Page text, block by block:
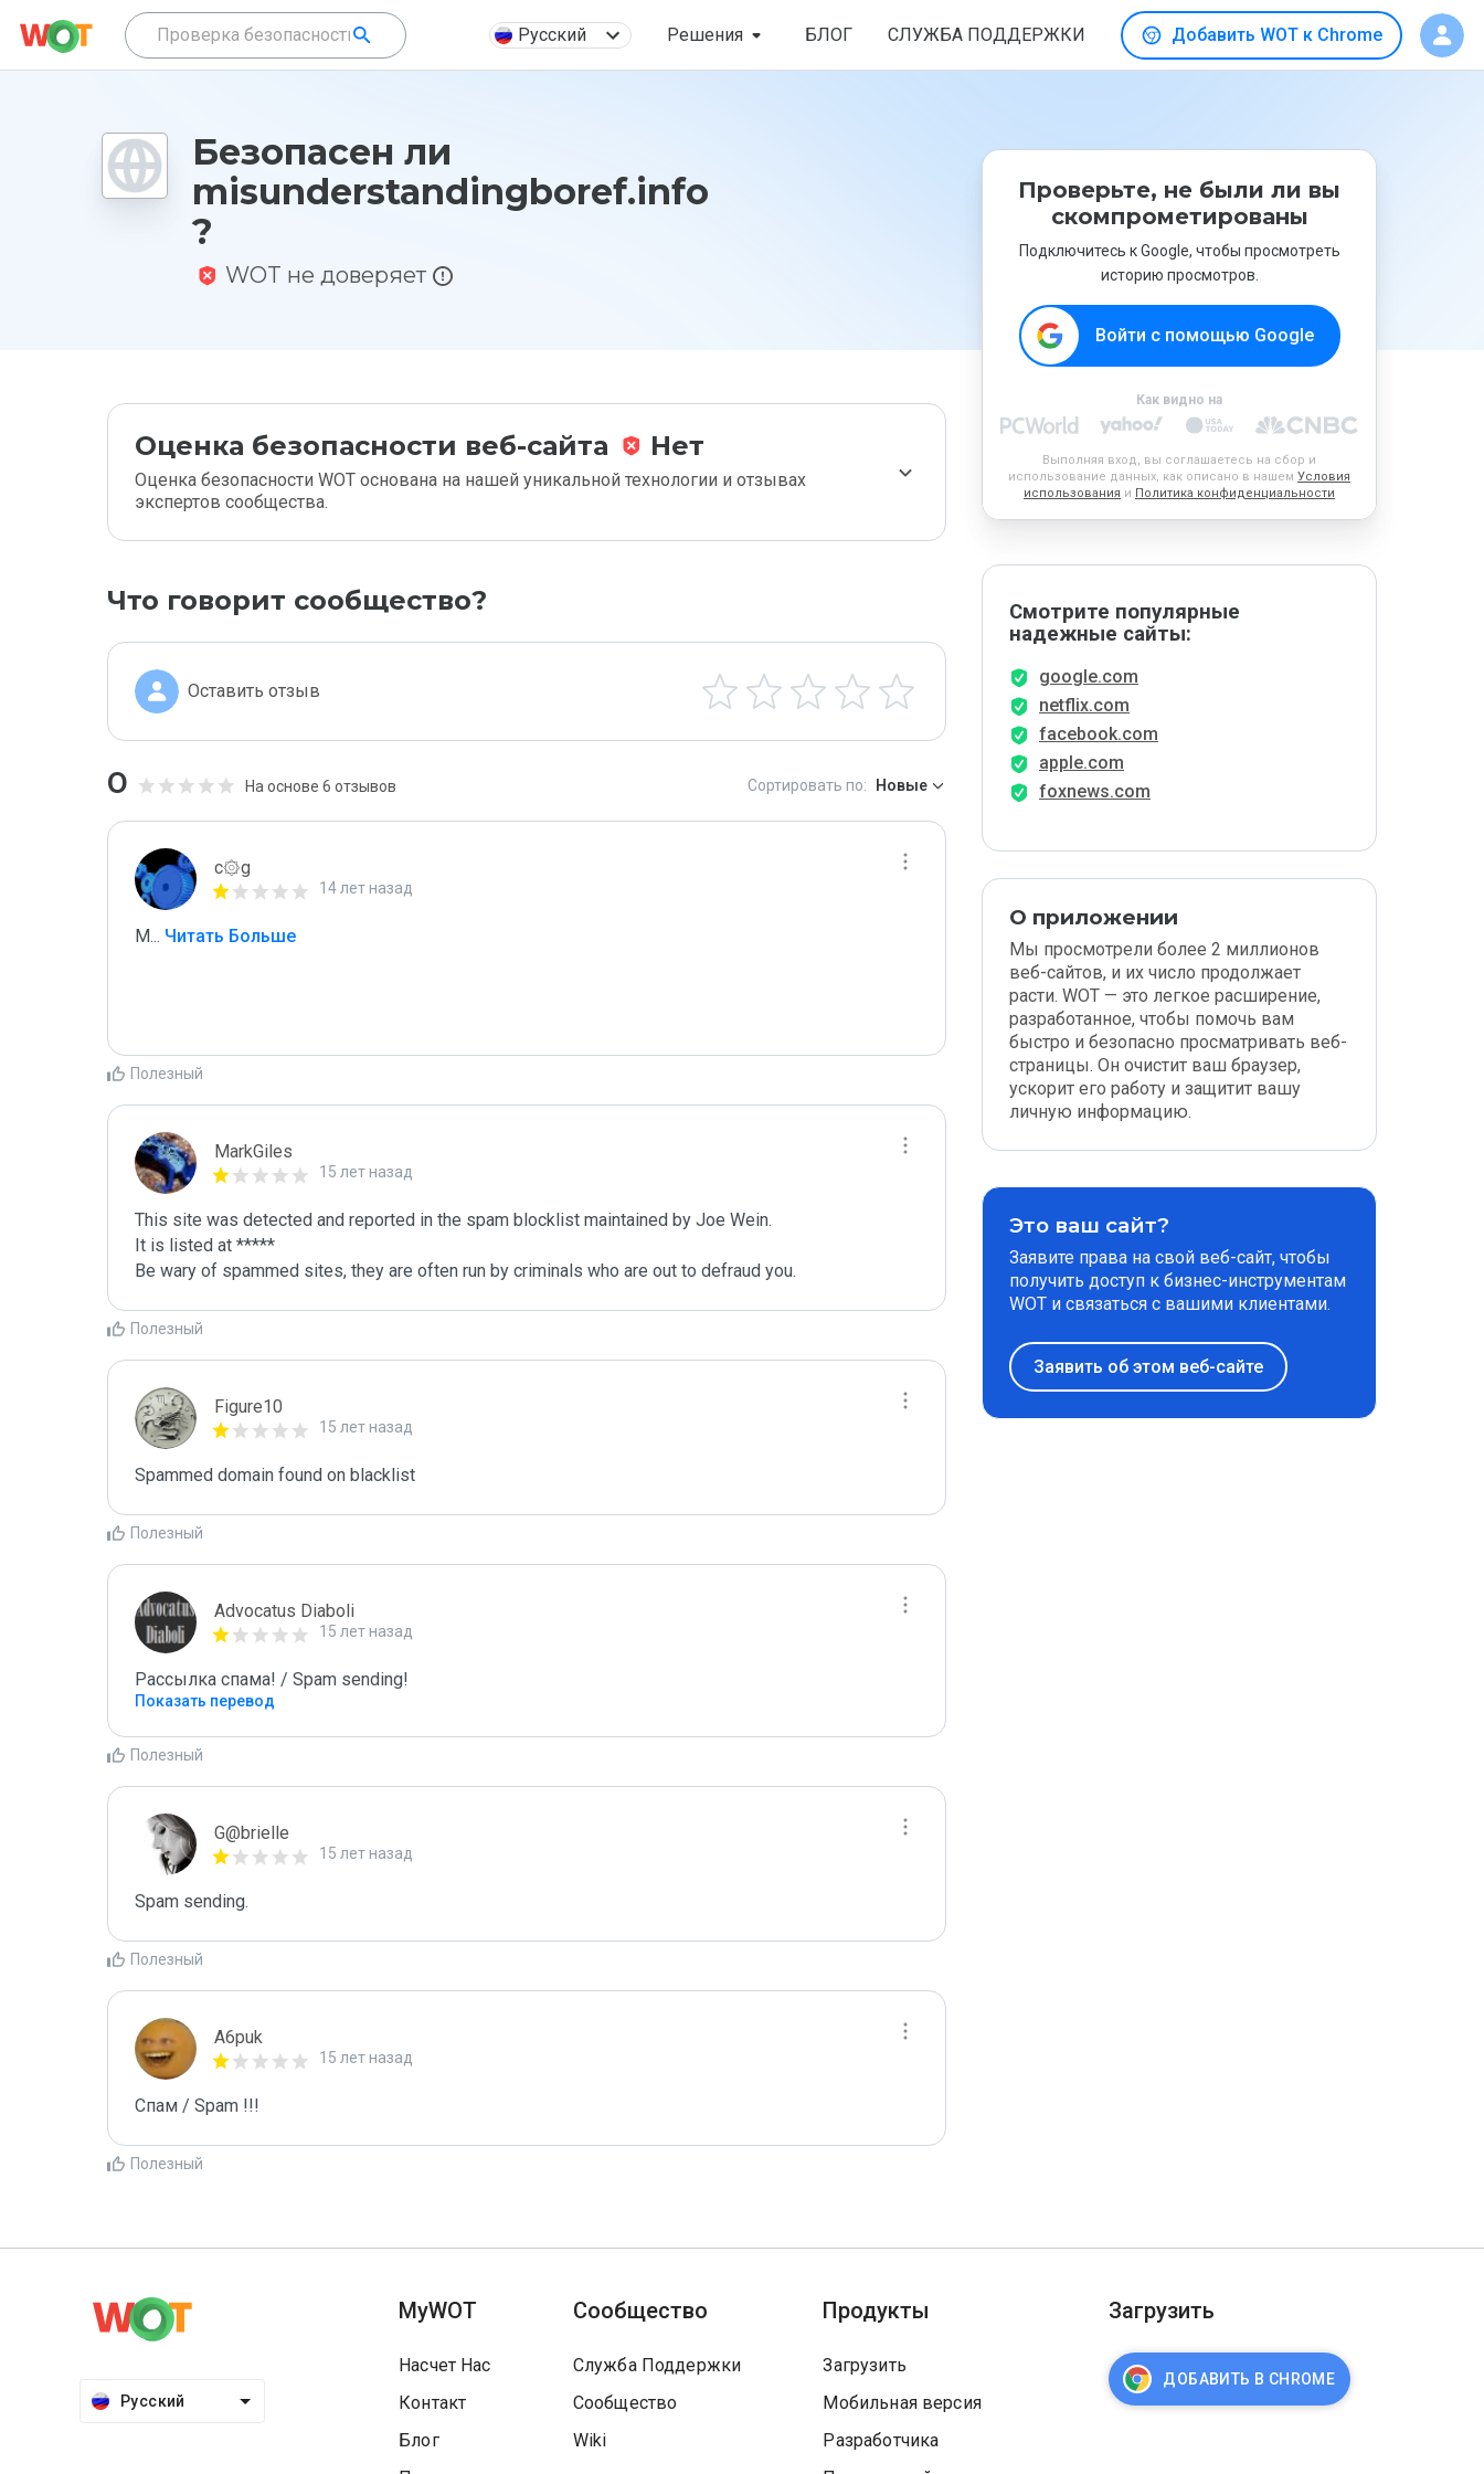
Русский Решения БЛОГ СЛУЖБА ПОДДЕРЖКИ Добавить WOT к Chrome
Безопасен ли
misunderstandingboref.info
?
WOT не доверяет
Оценка безопасности веб-сайта Нет
Оценка безопасности WOT основана на нашей уникальной технологии и отзывах
экспертов сообщества.
Что говорит сообщество?
Оставить отзыв
0 На основе 6 отзывов Сортировать по: Новые
c۞g
14 лет назад
M... Читать Больше
Полезный
MarkGiles
15 лет назад
This site was detected and reported in the spam blocklist maintained by Joe Wein.
It is listed at *****
Be wary of spammed sites, they are often run by criminals who are out to defraud you.
Полезный
Figure10
15 лет назад
Spammed domain found on blacklist
Полезный
Advocatus Diaboli
15 лет назад
Рассылка спама! / Spam sending!
Показать перевод
Полезный
G@brielle
15 лет назад
Spam sending.
Полезный
A6puk
15 лет назад
Спам / Spam !!!
Полезный
Проверьте, не были ли вы
скомпрометированы
Подключитесь к Google, чтобы просмотреть
историю просмотров.
Войти с помощью Google
Как видно на
Выполняя вход, вы соглашаетесь на сбор и
использование данных, как описано в нашем Условия
использования и Политика конфиденциальности
Смотрите популярные
надежные сайты:
google.com
netflix.com
facebook.com
apple.com
foxnews.com
О приложении
Мы просмотрели более 2 миллионов
веб-сайтов, и их число продолжает
расти. WOT — это легкое расширение,
разработанное, чтобы помочь вам
быстро и безопасно просматривать веб-
страницы. Он очистит ваш браузер,
ускорит его работу и защитит вашу
личную информацию.
Это ваш сайт?
Заявите права на свой веб-сайт, чтобы
получить доступ к бизнес-инструментам
WOT и связаться с вашими клиентами.
Заявить об этом веб-сайте
Русский
MyWOT
Насчет Нас
Контакт
Блог
Сообщество
Служба Поддержки
Сообщество
Wiki
Продукты
Загрузить
Мобильная версия
Разработчика
Загрузить
ДОБАВИТЬ В CHROME